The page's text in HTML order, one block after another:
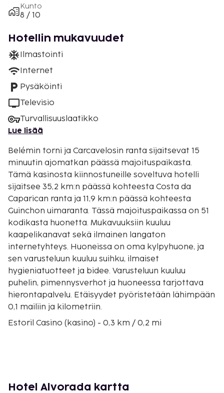
Kunto
8 / 10
Hotellin mukavuudet
Ilmastointi
Internet
Pysäköinti
Televisio
Turvallisuuslaatikko
Lue lisää
Belémin torni ja Carcavelosin ranta sijaitsevat 15
minuutin ajomatkan päässä majoituspaikasta.
Tämä kasinosta kiinnostuneille soveltuva hotelli
sijaitsee 35,2 km:n päässä kohteesta Costa da
Caparican ranta ja 11,9 km:n päässä kohteesta
Guinchon uimaranta. Tässä majoituspaikassa on 51
kodikasta huonetta. Mukavuuksiin kuuluu
kaapelikanavat sekä ilmainen langaton
internetyhteys. Huoneissa on oma kylpyhuone, ja
sen varusteluun kuuluu suihku, ilmaiset
hygieniatuotteet ja bidee. Varusteluun kuuluu
puhelin, pimennysverhot ja huoneessa tarjottava
hierontapalvelu. Etäisyydet pyöristetään lähimpään
0,1 mailiin ja kilometriin.
Estoril Casino (kasino) - 0,3 km / 0,2 mi
Estorilin tennisklubi - 1,6 km / 1 mi
Hotel Alvorada kartta